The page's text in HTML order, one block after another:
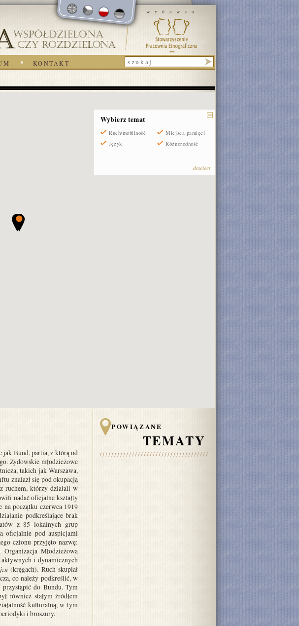
wydawca
KONTAKT
deselect
Wybierz temat
Ruch/mobilność
Język
Miejsca pamięci
Różnorodność
jak Bund, partia, z którą od
Żydowskie młodzieżowe
takich jak Warszawa,
znalazł się pod okupacją
ruchem, którzy działali w
nadać oficjalne kształty
na początku czerwca 1919
podkreślające brak
z 85 lokalnych grup
oficjalnie pod auspicjami
członu przyjęto nazwę:
Młodzieżowa
i dynamicznych
(kręgach). Ruch skupiał
co należy podkreślić, w
do Bundu. Tym
również stałym źródłem
kulturalną, w tym
i broszury.
POWIĄZANE
TEMATY